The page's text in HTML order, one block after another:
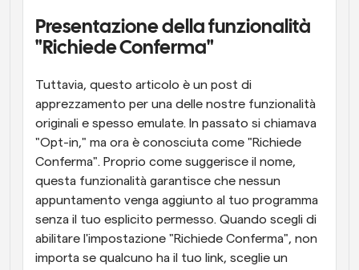
Presentazione della funzionalità
"Richiede Conferma"
Tuttavia, questo articolo è un post di
apprezzamento per una delle nostre funzionalità
originali e spesso emulate. In passato si chiamava
"Opt-in," ma ora è conosciuta come "Richiede
Conferma". Proprio come suggerisce il nome,
questa funzionalità garantisce che nessun
appuntamento venga aggiunto al tuo programma
senza il tuo esplicito permesso. Quando scegli di
abilitare l'impostazione "Richiede Conferma", non
importa se qualcuno ha il tuo link, sceglie un